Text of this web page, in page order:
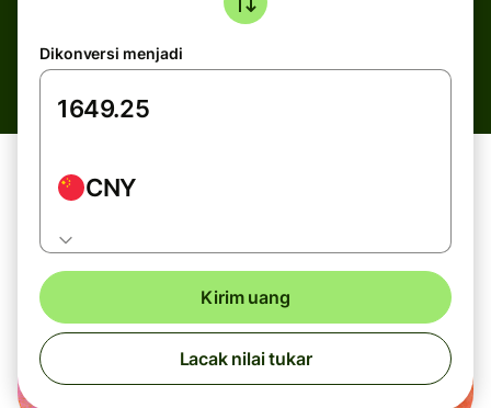
Dikonversi menjadi
CNY
Kirim uang
Lacak nilai tukar